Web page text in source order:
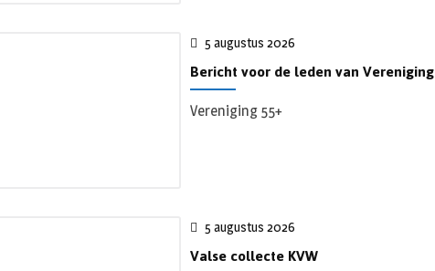
5 augustus 2026
Bericht voor de leden van Vereniging
Vereniging 55+
5 augustus 2026
Valse collecte KVW